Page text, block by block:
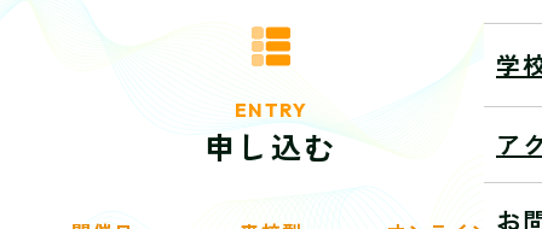
学
ア
お
ENTRY
申し込む